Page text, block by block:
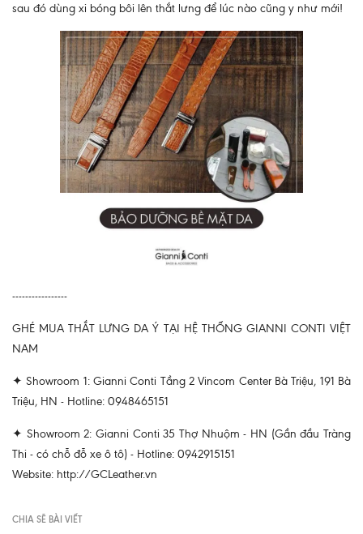
sau đó dùng xi bóng bôi lên thắt lưng để lúc nào cũng y như mới!
-----------------
GHÉ MUA THẮT LƯNG DA Ý TẠI HỆ THỐNG GIANNI CONTI VIỆT
NAM
✦ Showroom 1: Gianni Conti Tầng 2 Vincom Center Bà Triệu, 191 Bà
Triệu, HN - Hotline: 0948465151
✦ Showroom 2: Gianni Conti 35 Thợ Nhuộm - HN (Gần đầu Tràng
Thi - có chỗ đỗ xe ô tô) - Hotline: 0942915151
Website: http://GCLeather.vn
CHIA SẼ BÀI VIẾT